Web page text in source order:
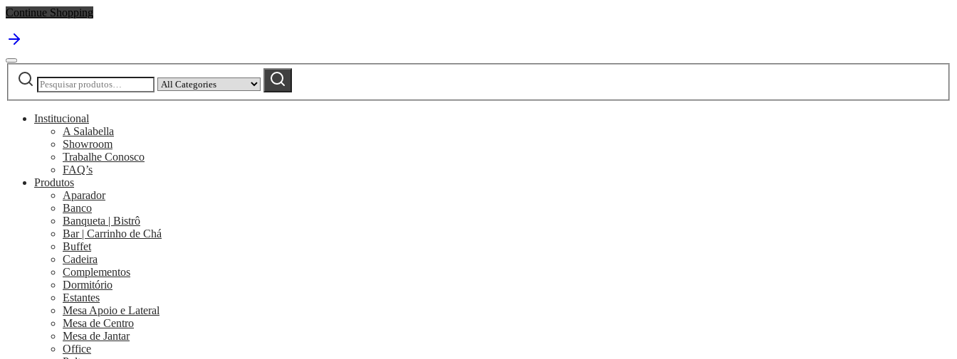
Continue Shopping
Pesquisar
por:
by
category:
Pesquisar
Institucional
A Salabella
Showroom
Trabalhe Conosco
FAQ’s
Produtos
Aparador
Banco
Banqueta | Bistrô
Bar | Carrinho de Chá
Buffet
Cadeira
Complementos
Dormitório
Estantes
Mesa Apoio e Lateral
Mesa de Centro
Mesa de Jantar
Office